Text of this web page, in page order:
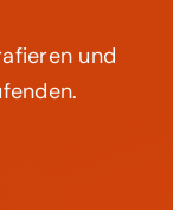
und